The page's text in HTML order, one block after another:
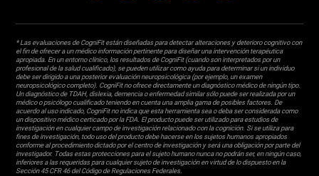
* Las evaluaciones de CogniFit están diseñadas para detectar alteraciones y deterioro cognitivo con
el fin de ofrecer a un médico información pertinente para diseñar una intervención terapéutica
apropiada. En un entorno clínico, los resultados de CogniFit (cuando son interpretados por un
profesional de la salud cualificado), se pueden utilizar como ayuda para determinar si un individuo
debe ser dirigido a una posterior evaluación neuropsicológica (por ejemplo, un examen
neuropsicológico completo). CogniFit no ofrece directamente un diagnóstico médico de ningún tipo.
Un diagnóstico de TDAH, dislexia, demencia o enfermedad similar sólo puede ser realizada por un
médico o psicólogo cualificado teniendo en cuenta una amplia gama de posibles factores. De
acuerdo al uso indicado, CogniFit no indica que esta herramienta sea o deba ser considerada como
un dispositivo médico certicado por la FDA. El producto puede ser utilizado para estudios de
investigación en cualquier campo de investigación relacionado con la cognición. Si se utiliza para
fines de investigación, todo uso del producto debe hacerse en los sujetos humanos apropiados
conforme al procedimiento dictado por el centro de investigación y será una obligación por parte del
investigador. Todas estas protecciones para el sujeto humano nunca no podrán ser, en ningún caso,
inferiores a las requeridas para cualquier sujeto de investigación en virtud de lo dispuesto en la
Sección 45 CFR 46 del Código de Regulaciones Federales.